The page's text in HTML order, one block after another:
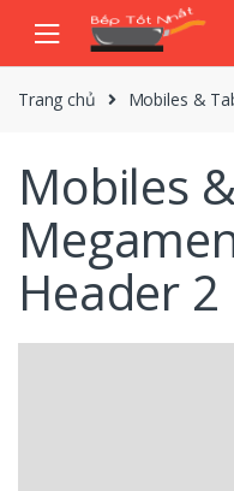
navigation
content
Trang chủ Mobiles &
Mobiles
Header 2